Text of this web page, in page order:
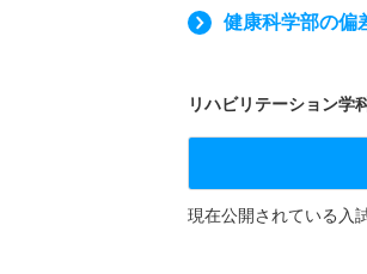
健康科学部の偏
リハビリテーション学
現在公開されている入